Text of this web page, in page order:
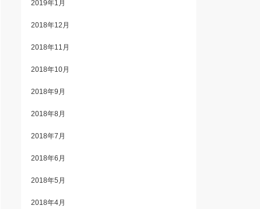
2019年1月
2018年12月
2018年11月
2018年10月
2018年9月
2018年8月
2018年7月
2018年6月
2018年5月
2018年4月